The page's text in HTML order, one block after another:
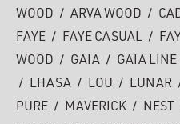
WOOD / ARVA WOOD /
FAYE / FAYE CASUAL /
WOOD / GAIA / GAIA LINE
/
LHASA / LOU / LUNAR
PURE / MAVERICK / NEST